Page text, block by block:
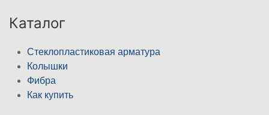
Каталог
Стеклопластиковая арматура
Колышки
Фибра
Как купить